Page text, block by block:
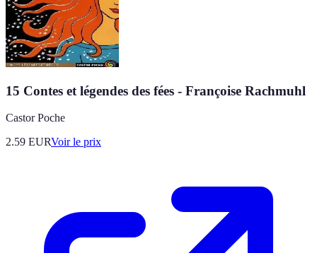
15 Contes et légendes des fées - Françoise Rachmuhl
Castor Poche
2.59 EURVoir le prix